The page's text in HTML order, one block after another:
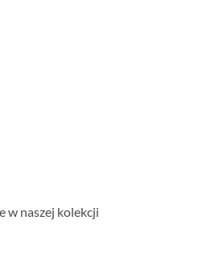
w naszej kolekcji